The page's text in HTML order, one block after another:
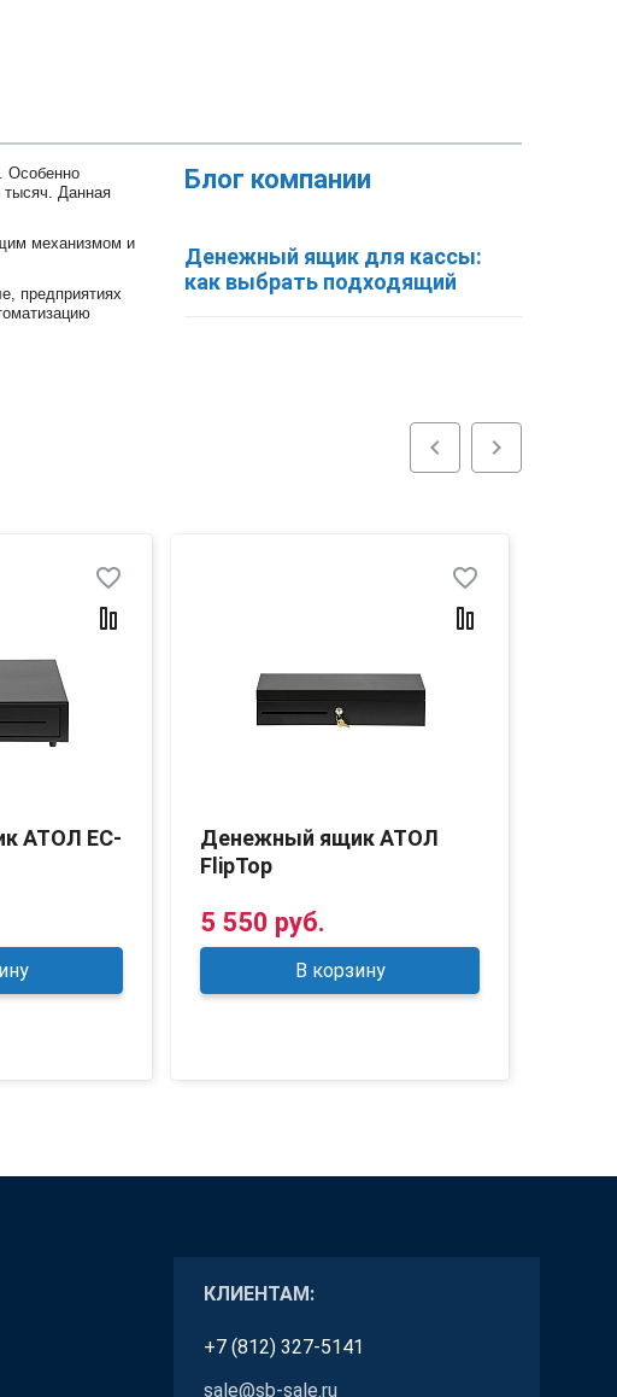
Особенно
тысяч. Данная
механизмом и
предприятиях
Блог компании
Денежный ящик для кассы:
как выбрать подходящий
chevron_left chevron_right
АТОЛ EC-
favorite_border
Денежный ящик АТОЛ
FlipTop
favorite_border
5 550 руб.
В корзину
КЛИЕНТАМ:
+7 (812) 327-5141
sale@sb-sale.ru